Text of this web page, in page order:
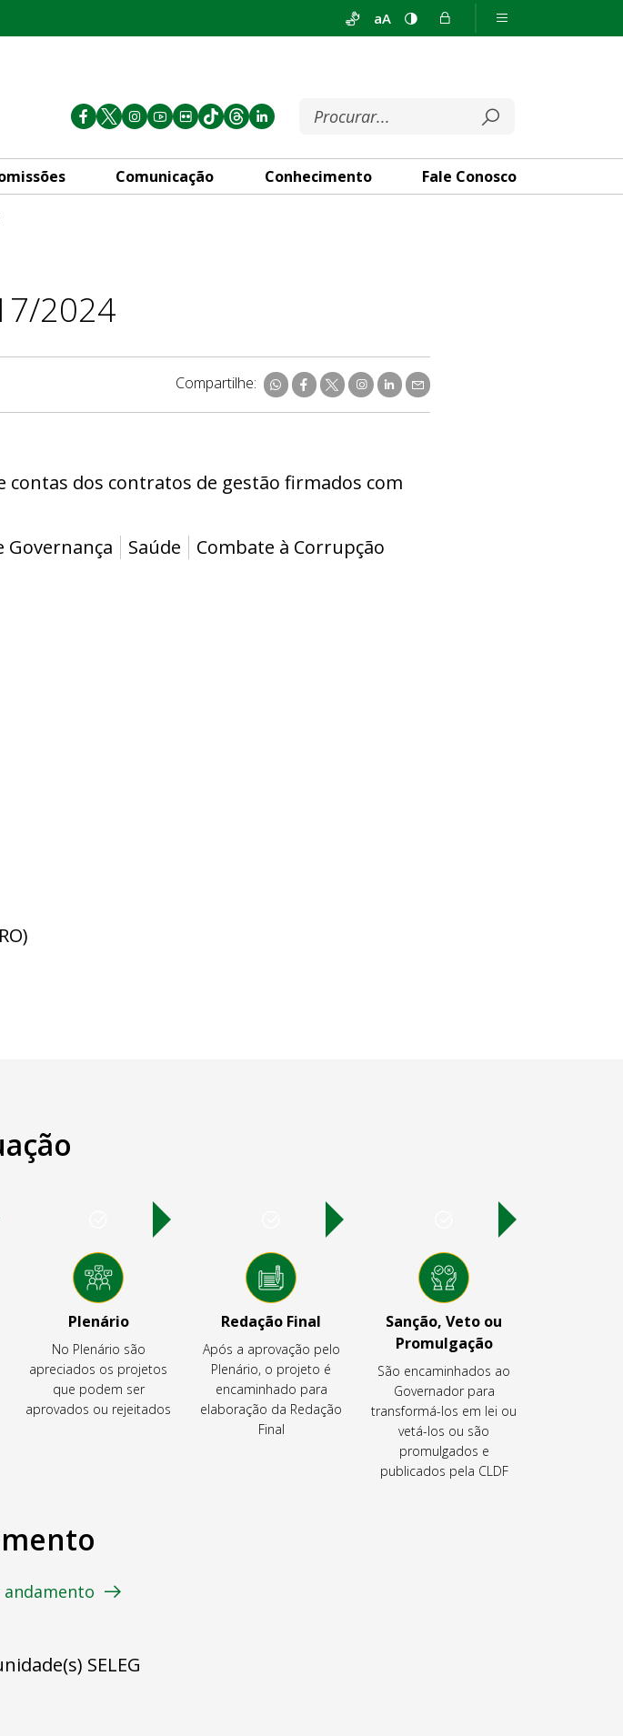
aA
Comunicação Conhecimento Fale Conosco
2024
Compartilhe:
dos contratos de gestão firmados com
Governança Saúde Combate à Corrupção
Plenário
No Plenário são
apreciados os projetos
que podem ser
aprovados ou rejeitados
Redação Final
Após a aprovação pelo
Plenário, o projeto é
encaminhado para
elaboração da Redação
Final
Sanção, Veto ou
Promulgação
São encaminhados ao
Governador para
transformá-los em lei ou
vetá-los ou são
promulgados e
publicados pela CLDF
SELEG